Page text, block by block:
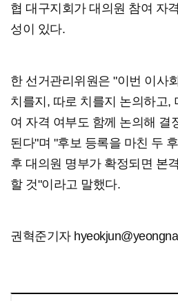
협 대구지회가 대의원 참여 자
성이 있다.
한 선거관리위원은 "이번 이사
치를지, 따로 치를지 논의하고,
여 자격 여부도 함께 논의해 결
된다"며 "후보 등록을 마친 두
후 대의원 명부가 확정되면 본
할 것"이라고 말했다.
권혁준기자